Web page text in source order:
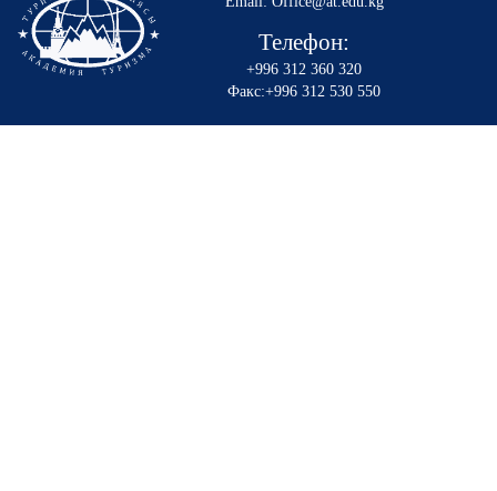
Телефон:
+996 312 360 320
Факс:+996 312 530 550